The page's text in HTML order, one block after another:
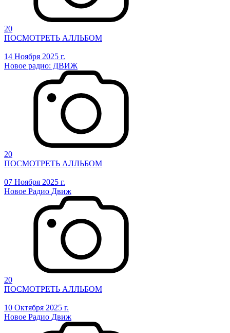
20
ПОСМОТРЕТЬ АЛЛЬБОМ
14 Ноября 2025 г.
Новое радио: ДВИЖ
20
ПОСМОТРЕТЬ АЛЛЬБОМ
07 Ноября 2025 г.
Новое Радио Движ
20
ПОСМОТРЕТЬ АЛЛЬБОМ
10 Октября 2025 г.
Новое Радио Движ